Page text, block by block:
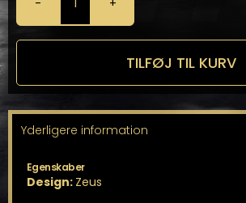
OZ
Zeus
11,5X20
TILFØJ TIL KURV
Yderligere information
Egenskaber
Design: Zeus